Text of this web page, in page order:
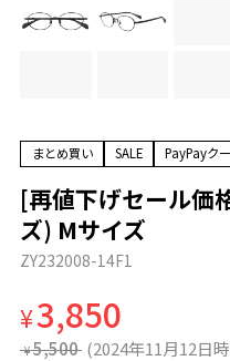
まとめ買い SALE PayPayク
[再値下げセール価
ズ) Mサイズ
ZY232008-14F1
¥3,850
¥ 5,500 (2024年11月12日